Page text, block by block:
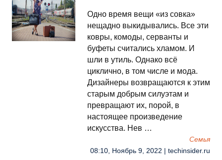
Одно время вещи «из совка»
нещадно выкидывались. Все эти
ковры, комоды, серванты и
буфеты считались хламом. И
шли в утиль. Однако всё
циклично, в том числе и мода.
Дизайнеры возвращаются к этим
старым добрым силуэтам и
превращают их, порой, в
настоящее произведение
искусства. Нев …
Семья
08:10, Ноябрь 9, 2022 | techinsider.ru